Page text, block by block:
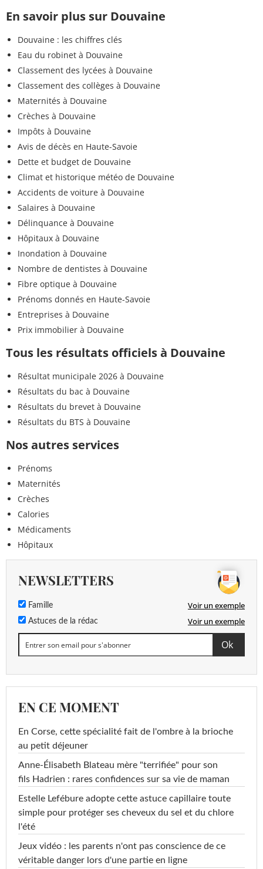
En savoir plus sur Douvaine
Douvaine : les chiffres clés
Eau du robinet à Douvaine
Classement des lycées à Douvaine
Classement des collèges à Douvaine
Maternités à Douvaine
Crèches à Douvaine
Impôts à Douvaine
Avis de décès en Haute-Savoie
Dette et budget de Douvaine
Climat et historique météo de Douvaine
Accidents de voiture à Douvaine
Salaires à Douvaine
Délinquance à Douvaine
Hôpitaux à Douvaine
Inondation à Douvaine
Nombre de dentistes à Douvaine
Fibre optique à Douvaine
Prénoms donnés en Haute-Savoie
Entreprises à Douvaine
Prix immobilier à Douvaine
Tous les résultats officiels à Douvaine
Résultat municipale 2026 à Douvaine
Résultats du bac à Douvaine
Résultats du brevet à Douvaine
Résultats du BTS à Douvaine
Nos autres services
Prénoms
Maternités
Crèches
Calories
Médicaments
Hôpitaux
NEWSLETTERS
Famille Voir un exemple
Astuces de la rédac Voir un exemple
EN CE MOMENT
En Corse, cette spécialité fait de l'ombre à la brioche
au petit déjeuner
Anne-Élisabeth Blateau mère "terrifiée" pour son
fils Hadrien : rares confidences sur sa vie de maman
Estelle Lefébure adopte cette astuce capillaire toute
simple pour protéger ses cheveux du sel et du chlore
l'été
Jeux vidéo : les parents n'ont pas conscience de ce
véritable danger lors d'une partie en ligne